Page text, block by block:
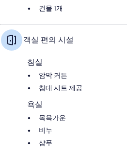
건물 1개
객실 편의 시설
침실
암막 커튼
침대 시트 제공
욕실
목욕가운
비누
샴푸